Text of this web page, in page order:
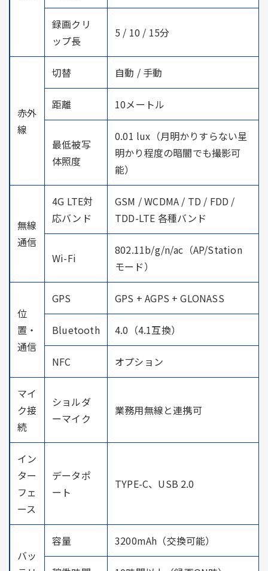
録画クリ
ップ長
5 / 10 / 15分
赤外
線
切替 自動 / 手動
距離 10メートル
最低被写
体照度
0.01 lux（月明かりすらない星
明かり程度の暗闇でも撮影可
能）
無線
通信
4G LTE対
応バンド
GSM / WCDMA / TD / FDD /
TDD-LTE 各種バンド
Wi-Fi
802.11b/g/n/ac（AP/Station
モード）
位
置・
通信
GPS GPS + AGPS + GLONASS
Bluetooth 4.0（4.1互換）
NFC オプション
マイ
ク接
続
ショルダ
ーマイク
業務用無線と連携可
イン
ター
フェ
ース
データポ
ート
TYPE-C、USB 2.0
バッ
容量 3200mAh（交換可能）